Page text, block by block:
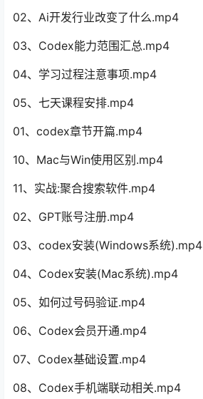
02、Ai开发行业改变了什么.mp4
03、Codex能力范围汇总.mp4
04、学习过程注意事项.mp4
05、七天课程安排.mp4
01、codex章节开篇.mp4
10、Mac与Win使用区别.mp4
11、实战:聚合搜索软件.mp4
02、GPT账号注册.mp4
03、codex安装(Windows系统).mp4
04、Codex安装(Mac系统).mp4
05、如何过号码验证.mp4
06、Codex会员开通.mp4
07、Codex基础设置.mp4
08、Codex手机端联动相关.mp4